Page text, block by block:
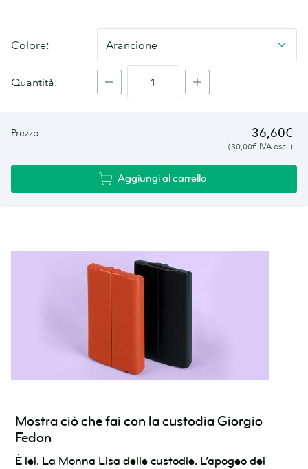
Giorgio
Colore: Arancione
Quantità:
Prezzo 36,60€
(30,00€ IVA escl.)
Aggiungi al carrello
Mostra ciò che fai con la custodia Giorgio
Fedon
È lei. La Monna Lisa delle custodie. L’apogeo dei